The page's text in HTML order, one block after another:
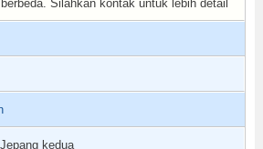
Silahkan kontak untuk lebih detail
kedua